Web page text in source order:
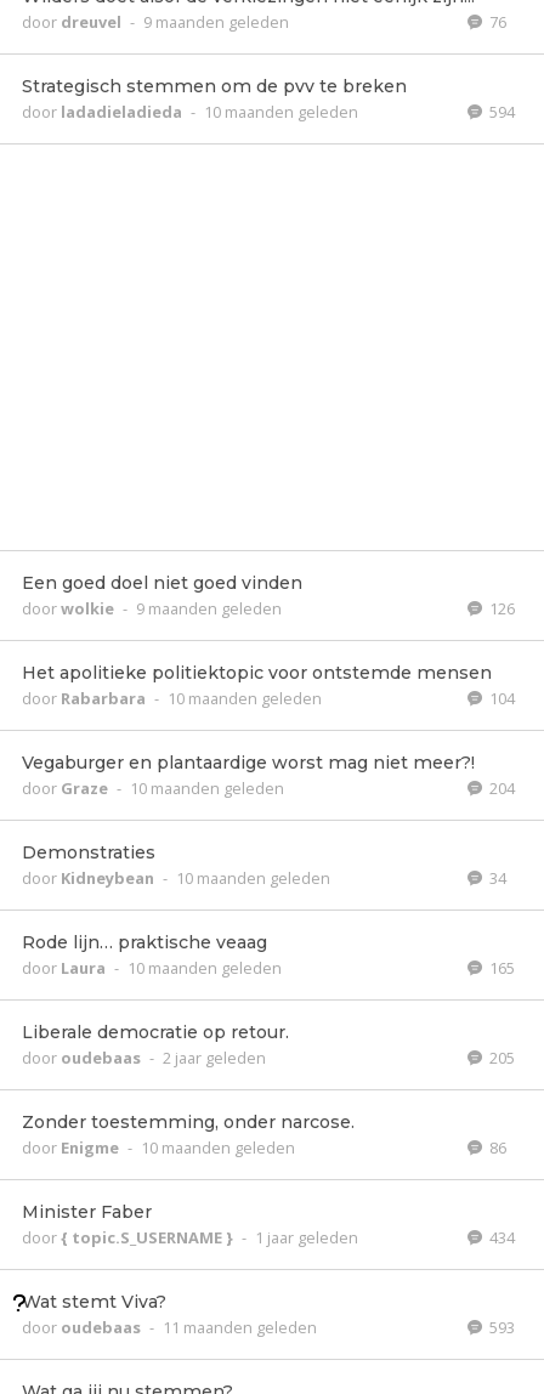
door dreuvel - 9 maanden geleden 76
Strategisch stemmen om de pvv te breken
door ladadieladieda - 10 maanden geleden 594
Een goed doel niet goed vinden
doorwolkie - 9 maanden geleden 126
Het apolitieke politiektopic voor ontstemde mensen
door Rabarbara - 10 maanden geleden 104
Vegaburger en plantaardige worst mag niet meer?!
door Graze - 10 maanden geleden 204
Demonstraties
door Kidneybean - 10 maanden geleden 34
Rode lijn… praktische veaag
door Laura - 10 maanden geleden 165
Liberale democratie op retour.
door oudebaas - 2 jaar geleden 205
Zonder toestemming, onder narcose.
door Enigme - 10 maanden geleden 86
Minister Faber
door{ topic.S_USERNAME } - 1 jaar geleden 434
Wat stemt Viva?
door oudebaas - 11 maanden geleden 593